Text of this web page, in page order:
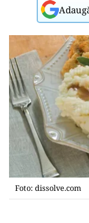
Foto: dissolve.com